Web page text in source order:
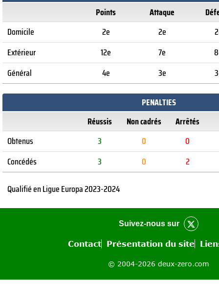
Points
Attaque
Domicile
2e 2e
Extérieur
12e 7e
Général
4e 3e
PENALTIES
Réussis
Non cadrés
Arrêtés
Obtenus
3 0
0
Concédés
3 0
2
Qualifié en Ligue Europa 2023-2024
Suivez-nous sur
Contact Présentation du site
© 2004-2026 deux-zero.com